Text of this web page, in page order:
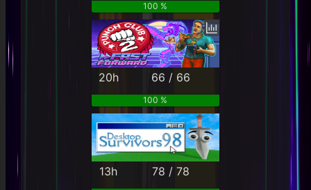
100 %
20h 66 / 66
100 %
13h 78 / 78